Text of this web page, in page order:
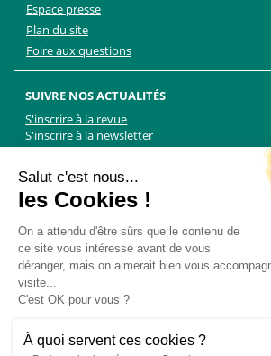
Espace presse
Plan du site
Foire aux questions
SUIVRE NOS ACTUALITÉS
S'inscrire à la revue
S'inscrire à la newsletter
NOUS CONTACTER
Les Chiens Guides d'aveugles - FFAC
71 rue de Bagnolet, 75020 Paris
01 44 64 89 89
Formulaire de contact
Pour les demandes presse, contactez Martin
martin.kolle@lobbycom.fr
Salut c'est nous...
les Cookies !
On a attendu d'être sûrs que le contenu de
ce site vous intéresse avant de vous
déranger, mais on aimerait bien vous
visite...
C'est OK pour vous ?
À quoi servent ces cookies ?